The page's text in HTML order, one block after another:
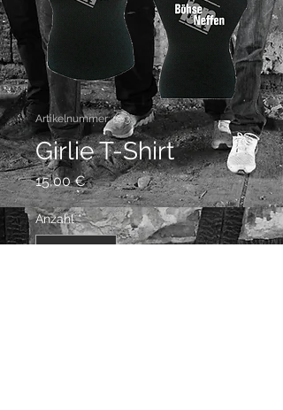
Artikelnummer: 003
Girlie T-Shirt
15,00 €Preis
Anzahl *